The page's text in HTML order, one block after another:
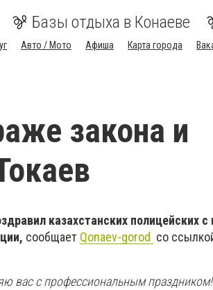
Базы отдыха в Конаеве
Авто / Мото Афиша Карта города
закона и
казахстанских полицейских с
сообщает Qonaev-gorod со
вас с профессиональным праздником!